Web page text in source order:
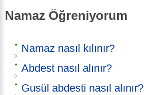
Namaz Öğreniyorum
Namaz nasıl kılınır?
Abdest nasıl alınır?
Gusül abdesti nasıl alınır?